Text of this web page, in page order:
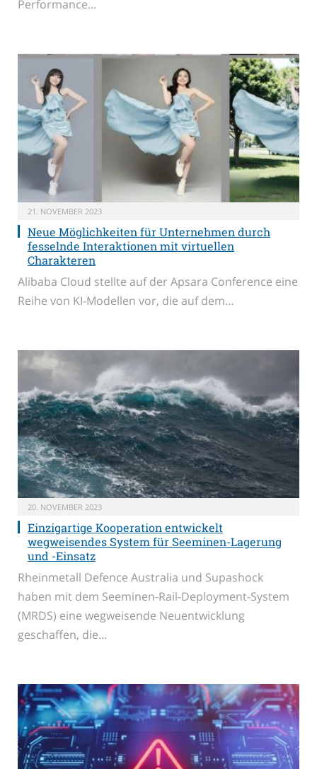
Performance…
21. NOVEMBER 2023
Neue Möglichkeiten für Unternehmen durch
fesselnde Interaktionen mit virtuellen
Charakteren
Alibaba Cloud stellte auf der Apsara Conference eine
Reihe von KI-Modellen vor, die auf dem…
20. NOVEMBER 2023
Einzigartige Kooperation entwickelt
wegweisendes System für Seeminen-Lagerung
und -Einsatz
Rheinmetall Defence Australia und Supashock
haben mit dem Seeminen-Rail-Deployment-System
(MRDS) eine wegweisende Neuentwicklung
geschaffen, die…